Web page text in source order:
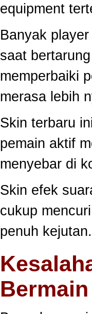
equipment
Banyak
saat
memperbaiki
merasa lebih
Skin terbaru
pemain aktif
menyebar di
Skin efek
cukup
penuh